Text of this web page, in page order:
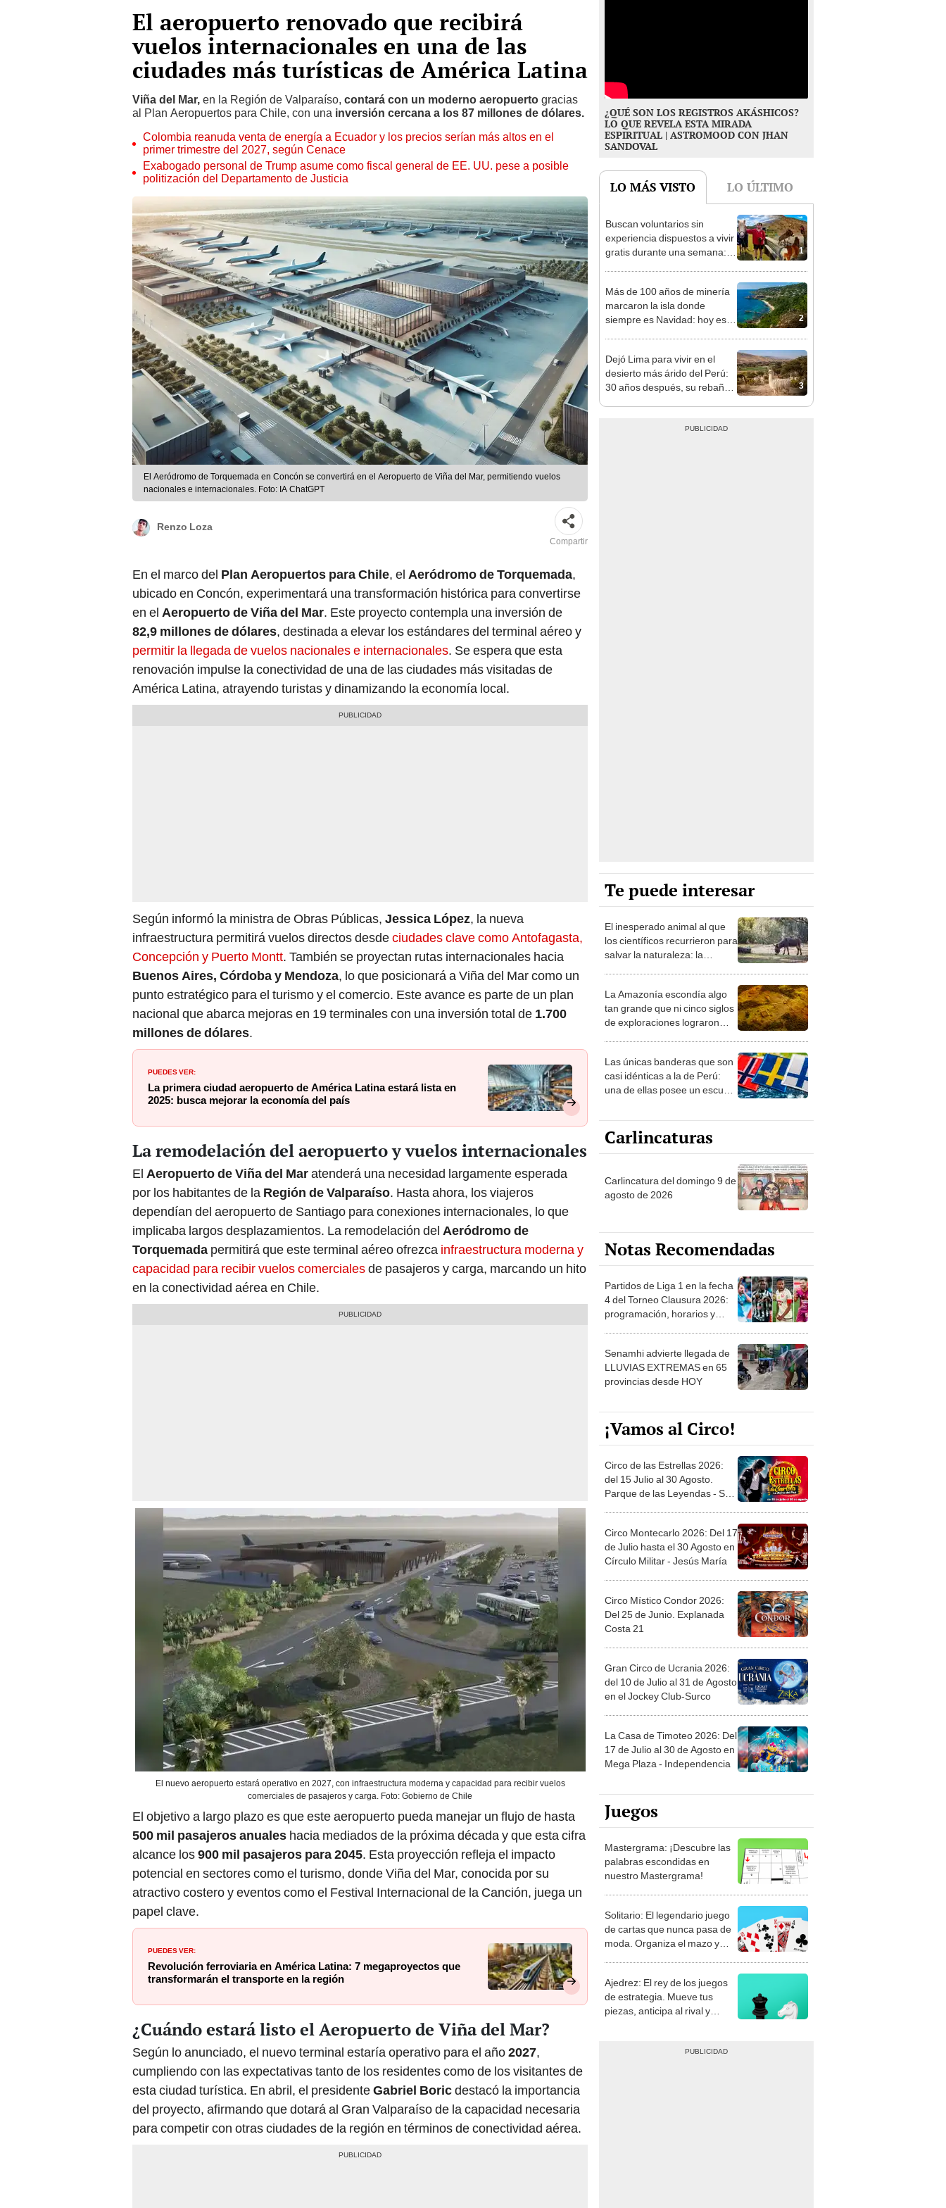
El aeropuerto renovado que recibirá
vuelos internacionales en una de las
ciudades más turísticas de América Latina
Viña del Mar, en la Región de Valparaíso, contará con un moderno aeropuerto gracias
al Plan Aeropuertos para Chile, con una inversión cercana a los 87 millones de dólares.
Colombia reanuda venta de energía a Ecuador y los precios serían más altos en el
primer trimestre del 2027, según Cenace
Exabogado personal de Trump asume como fiscal general de EE. UU. pese a posible
politización del Departamento de Justicia
El Aeródromo de Torquemada en Concón se convertirá en el Aeropuerto de Viña del Mar, permitiendo vuelos
nacionales e internacionales. Foto: IA ChatGPT
Renzo Loza
Compartir
En el marco del Plan Aeropuertos para Chile, el Aeródromo de Torquemada,
ubicado en Concón, experimentará una transformación histórica para convertirse
en el Aeropuerto de Viña del Mar. Este proyecto contempla una inversión de
82,9 millones de dólares, destinada a elevar los estándares del terminal aéreo y
permitir la llegada de vuelos nacionales e internacionales. Se espera que esta
renovación impulse la conectividad de una de las ciudades más visitadas de
América Latina, atrayendo turistas y dinamizando la economía local.
Según informó la ministra de Obras Públicas, Jessica López, la nueva
infraestructura permitirá vuelos directos desdeciudades clave como Antofagasta,
Concepción y Puerto Montt. También se proyectan rutas internacionales hacia
Buenos Aires, Córdoba y Mendoza, lo que posicionará a Viña del Mar como un
punto estratégico para el turismo y el comercio. Este avance es parte de un plan
nacional que abarca mejoras en 19 terminales con una inversión total de 1.700
millones de dólares.
PUEDES VER:
La primera ciudad aeropuerto de América Latina estará lista en
2025: busca mejorar la economía del país
La remodelación del aeropuerto y vuelos internacionales
El Aeropuerto de Viña del Maratenderá una necesidad largamente esperada
por los habitantes de la Región de Valparaíso. Hasta ahora, los viajeros
dependían del aeropuerto de Santiago para conexiones internacionales, lo que
implicaba largos desplazamientos. La remodelación del Aeródromo de
Torquemada permitirá que este terminal aéreo ofrezca infraestructura moderna y
capacidad para recibir vuelos comercialesde pasajeros y carga, marcando un hito
en la conectividad aérea en Chile.
El nuevo aeropuerto estará operativo en 2027, con infraestructura moderna y capacidad para recibir vuelos
comerciales de pasajeros y carga. Foto: Gobierno de Chile
El objetivo a largo plazo es que este aeropuerto pueda manejar un flujo de hasta
500 mil pasajeros anuales hacia mediados de la próxima década y que esta cifra
alcance los900 mil pasajeros para 2045. Esta proyección refleja el impacto
potencial en sectores como el turismo, donde Viña del Mar, conocida por su
atractivo costero y eventos como el Festival Internacional de la Canción, juega un
papel clave.
PUEDES VER:
Revolución ferroviaria en América Latina: 7 megaproyectos que
transformarán el transporte en la región
¿Cuándo estará listo el Aeropuerto de Viña del Mar?
Según lo anunciado, el nuevo terminal estaría operativo para el año2027,
cumpliendo con las expectativas tanto de los residentes como de los visitantes de
esta ciudad turística. En abril, el presidenteGabriel Boricdestacó la importancia
del proyecto, afirmando que dotará al Gran Valparaíso de la capacidad necesaria
para competir con otras ciudades de la región en términos de conectividad aérea.
¿QUÉ SON LOS REGISTROS AKÁSHICOS?
LO QUE REVELA ESTA MIRADA
ESPIRITUAL | ASTROMOOD CON JHAN
SANDOVAL
LO MÁS VISTO LO ÚLTIMO
1
Buscan voluntarios sin
experiencia dispuestos a vivir
gratis durante una semana:
un refugio por 2 horas
2
Más de 100 años de minería
marcaron la isla donde
siempre es Navidad: hoy es
3
Dejó Lima para vivir en el
desierto más árido del Perú:
30 años después, su rebaño
Te puede interesar
El inesperado animal al que
los científicos recurrieron para
salvar la naturaleza: la
desierto en un paisaje con
más vida
La Amazonía escondía algo
tan grande que ni cinco siglos
de exploraciones lograron
sabía sobre su pasado
Las únicas banderas que son
casi idénticas a la de Perú:
una de ellas posee un escudo
Carlincaturas
Carlincatura del domingo 9 de
agosto de 2026
Notas Recomendadas
Partidos de Liga 1 en la fecha
4 del Torneo Clausura 2026:
programación, horarios y
Senamhi advierte llegada de
LLUVIAS EXTREMAS en 65
provincias desde HOY
¡Vamos al Circo!
Circo de las Estrellas 2026:
del 15 Julio al 30 Agosto.
Parque de las Leyendas - San
Circo Montecarlo 2026: Del 17
de Julio hasta el 30 Agosto en
Círculo Militar - Jesús María
Circo Místico Condor 2026:
Del 25 de Junio. Explanada
Costa 21
Gran Circo de Ucrania 2026:
del 10 de Julio al 31 de Agosto
en el Jockey Club-Surco
La Casa de Timoteo 2026: Del
17 de Julio al 30 de Agosto en
Mega Plaza - Independencia
Juegos
Mastergrama: ¡Descubre las
palabras escondidas en
nuestro Mastergrama!
Solitario: El legendario juego
de cartas que nunca pasa de
moda. Organiza el mazo y
Ajedrez: El rey de los juegos
de estrategia. Mueve tus
piezas, anticipa al rival y